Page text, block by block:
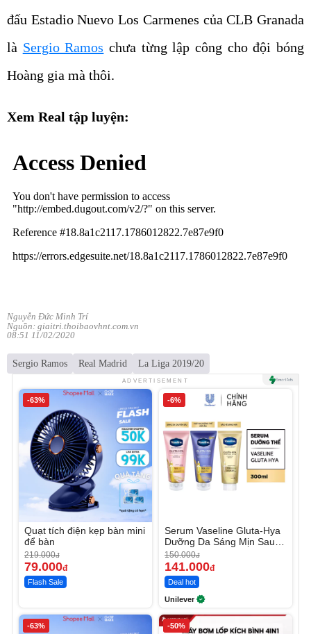
đấu Estadio Nuevo Los Carmenes của CLB Granada
là Sergio Ramos chưa từng lập công cho đội bóng
Hoàng gia mà thôi.
Xem Real tập luyện:
Nguyễn Đức Minh Trí
Nguồn: giaitri.thoibaovhnt.com.vn
08:51 11/02/2020
Sergio Ramos Real Madrid La Liga 2019/20
ADVERTISEMENT
-63%
Quạt tích điện kẹp bàn mini
để bàn
219.000đ
79.000đ
Flash Sale
-6%
Serum Vaseline Gluta-Hya
Dưỡng Da Sáng Mịn Sau 7
Ngày
150.000đ
141.000đ
Deal hot
Unilever
-63% -50%